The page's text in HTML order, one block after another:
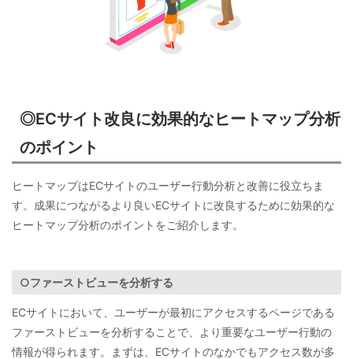
◎ECサイト改良に効果的なヒートマップ分析
のポイント
ヒートマップはECサイトのユーザー行動分析と改善に役立ちま
す。成果につながるより良いECサイトに改良するために効果的な
ヒートマップ分析のポイントをご紹介します。
○ファーストビューを分析する
ECサイトにおいて、ユーザーが最初にアクセスするページである
ファーストビューを分析することで、より重要なユーザー行動の
情報が得られます。まずは、ECサイトのなかでもアクセス数が多